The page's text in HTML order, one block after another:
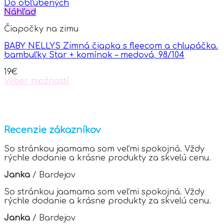
has
multiple
The
may
be
on
the
Do obľúbených
Náhľad
Čiapočky na zimu
BABY NELLYS Zimná čiapka s fleecom a chlupáčka.
bambuľky Star + komínok – medová, 98/104
19€
Výber možností
variants.
The
options
may
be
chosen
on
the
product
page
Recenzie zákazníkov
So stránkou jaamama som veľmi spokojná. Vždy
rýchle dodanie a krásne produkty za skvelú cenu.
Janka / Bardejov
So stránkou jaamama som veľmi spokojná. Vždy
rýchle dodanie a krásne produkty za skvelú cenu.
Janka / Bardejov